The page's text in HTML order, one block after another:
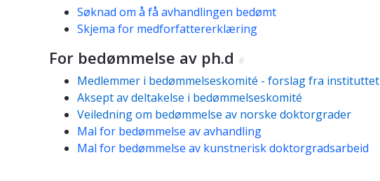
Søknad om å få avhandlingen bedømt
Skjema for medforfattererklæring
For bedømmelse av ph.d #
Medlemmer i bedømmelseskomité - forslag fra instituttet
Aksept av deltakelse i bedømmelseskomité
Veiledning om bedømmelse av norske doktorgrader
Mal for bedømmelse av avhandling
Mal for bedømmelse av kunstnerisk doktorgradsarbeid